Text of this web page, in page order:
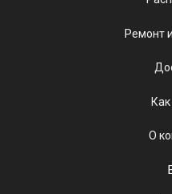
Ремонт
О